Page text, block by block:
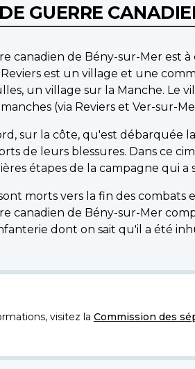
GUERRE
canadien de Bény-sur-Mer est
est un village et une
un village sur la Manche. Le
(via Reviers et Ver-sur-
sur la côte, qu'est débarquée
de leurs blessures. Dans ce
étapes de la campagne qui a
morts vers la fin des
canadien de Bény-sur-Mer
dont on sait qu'il a été
visitez la Commission des